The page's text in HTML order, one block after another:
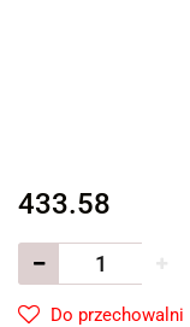
433.58
Do przechowalni